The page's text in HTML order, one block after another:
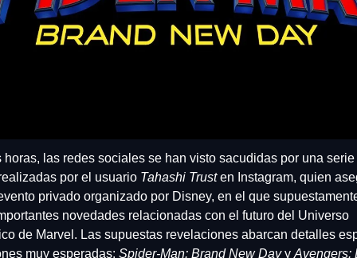
horas, las redes sociales se han visto sacudidas por una serie
por el usuario Tahashi Trust en Instagram, quien
privado organizado por Disney, en el que
novedades relacionadas con el futuro del Universo
de Marvel. Las supuestas revelaciones abarcan detalles
muy esperadas: Spider-Man: Brand New Day y Avengers: